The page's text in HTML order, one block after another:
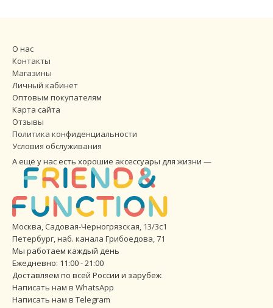
О нас
Контакты
Магазины
Личный кабинет
Оптовым покупателям
Карта сайта
Отзывы
Политика конфиденциальности
Условия обслуживания
А ещё у нас есть хорошие аксессуары для жизни —
Москва, Садовая-Черногрязская, 13/3с1
Петербург,наб. канала Грибоедова, 71
Мы работаем каждый день
Ежедневно: 11:00 - 21:00
Доставляем по всей России и зарубеж
Написать нам в WhatsApp
Написать нам в Telegram